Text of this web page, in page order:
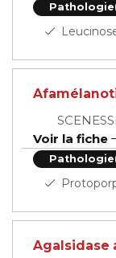
Voir la fiche
Agalsidase